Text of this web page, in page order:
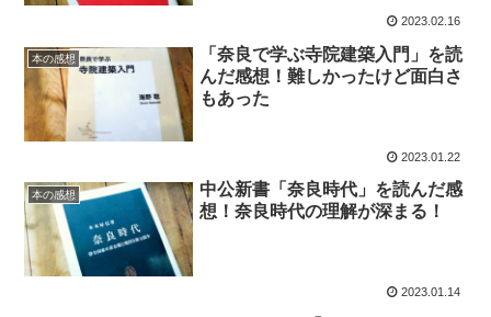
2023.02.16
本の感想
「奈良で学ぶ寺院建築入門」を読
んだ感想！難しかったけど面白さ
もあった
2023.01.22
本の感想
中公新書「奈良時代」を読んだ感
想！奈良時代の理解が深まる！
2023.01.14